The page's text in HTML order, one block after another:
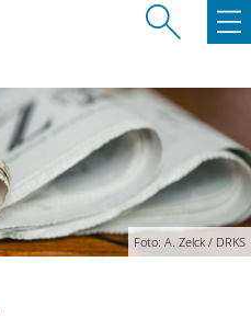
Foto: A. Zelck / DRKS